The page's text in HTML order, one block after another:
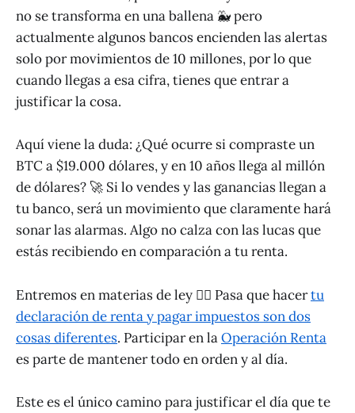
no se transforma en una ballena 🐳 pero
actualmente algunos bancos encienden las alertas
solo por movimientos de 10 millones, por lo que
cuando llegas a esa cifra, tienes que entrar a
justificar la cosa.
Aquí viene la duda: ¿Qué ocurre si compraste un
BTC a $19.000 dólares, y en 10 años llega al millón
de dólares? 🚀 Si lo vendes y las ganancias llegan a
tu banco, será un movimiento que claramente hará
sonar las alarmas. Algo no calza con las lucas que
estás recibiendo en comparación a tu renta.
Entremos en materias de ley 👨‍⚖️ Pasa que hacertu
declaración de renta y pagar impuestos son dos
cosas diferentes. Participar en laOperación Renta
es parte de mantener todo en orden y al día.
Este es el único camino para justificar el día que te